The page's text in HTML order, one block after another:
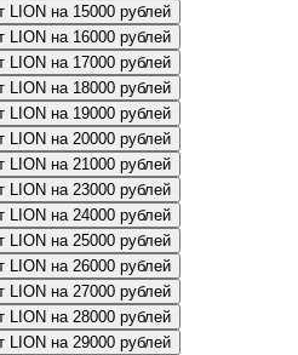
LION на 15000 рублей
LION на 16000 рублей
LION на 17000 рублей
LION на 18000 рублей
LION на 19000 рублей
LION на 20000 рублей
LION на 21000 рублей
LION на 23000 рублей
LION на 24000 рублей
LION на 25000 рублей
LION на 26000 рублей
LION на 27000 рублей
LION на 28000 рублей
LION на 29000 рублей